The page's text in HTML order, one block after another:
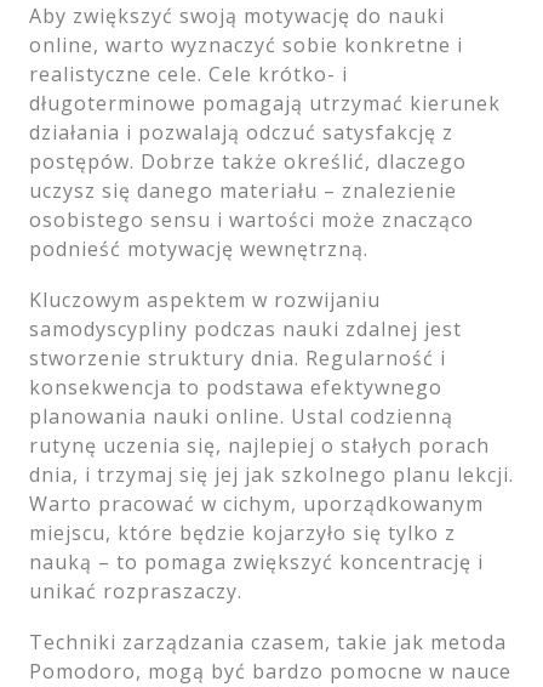
Aby zwiększyć swoją motywację do nauki
online, warto wyznaczyć sobie konkretne i
realistyczne cele. Cele krótko- i
długoterminowe pomagają utrzymać kierunek
działania i pozwalają odczuć satysfakcję z
postępów. Dobrze także określić, dlaczego
uczysz się danego materiału – znalezienie
osobistego sensu i wartości może znacząco
podnieść motywację wewnętrzną.
Kluczowym aspektem w rozwijaniu
samodyscypliny podczas nauki zdalnej jest
stworzenie struktury dnia. Regularność i
konsekwencja to podstawa efektywnego
planowania nauki online. Ustal codzienną
rutynę uczenia się, najlepiej o stałych porach
dnia, i trzymaj się jej jak szkolnego planu lekcji.
Warto pracować w cichym, uporządkowanym
miejscu, które będzie kojarzyło się tylko z
nauką – to pomaga zwiększyć koncentrację i
unikać rozpraszaczy.
Techniki zarządzania czasem, takie jak metoda
Pomodoro, mogą być bardzo pomocne w nauce